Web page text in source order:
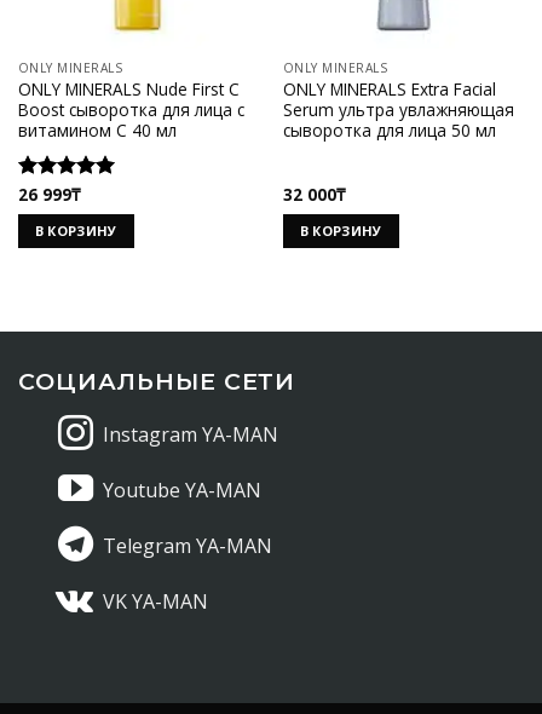
ONLY MINERALS
ONLY MINERALS Nude First C
Boost cыворотка для лица с
витамином C 40 мл
Оценка
5.00из 5
26 999₸
В КОРЗИНУ
ONLY MINERALS
ONLY MINERALS Extra Facial
Serum ультра увлажняющая
сыворотка для лица 50 мл
32 000₸
В КОРЗИНУ
СОЦИАЛЬНЫЕ СЕТИ
Instagram YA-MAN
Youtube YA-MAN
Telegram YA-MAN
VK YA-MAN